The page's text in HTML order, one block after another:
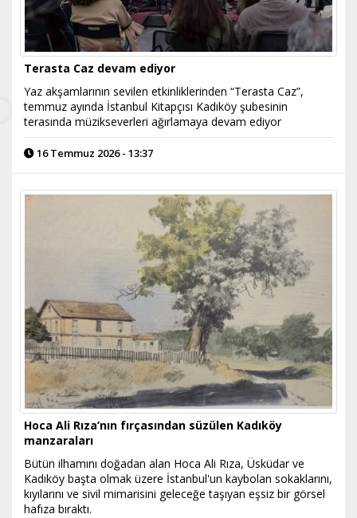
Terasta Caz devam ediyor
Yaz akşamlarının sevilen etkinliklerinden “Terasta Caz”,
temmuz ayında İstanbul Kitapçısı Kadıköy şubesinin
terasında müzikseverleri ağırlamaya devam ediyor
16 Temmuz 2026 - 13:37
Hoca Ali Rıza’nın fırçasından süzülen Kadıköy
manzaraları
Bütün ilhamını doğadan alan Hoca Ali Rıza, Üsküdar ve
Kadıköy başta olmak üzere İstanbul'un kaybolan sokaklarını,
kıyılarını ve sivil mimarisini geleceğe taşıyan eşsiz bir görsel
hafıza bıraktı.